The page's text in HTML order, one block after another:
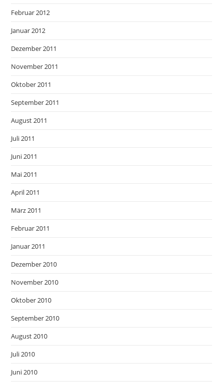
Februar 2012
Januar 2012
Dezember 2011
November 2011
Oktober 2011
September 2011
August 2011
Juli 2011
Juni 2011
Mai 2011
April 2011
März 2011
Februar 2011
Januar 2011
Dezember 2010
November 2010
Oktober 2010
September 2010
August 2010
Juli 2010
Juni 2010